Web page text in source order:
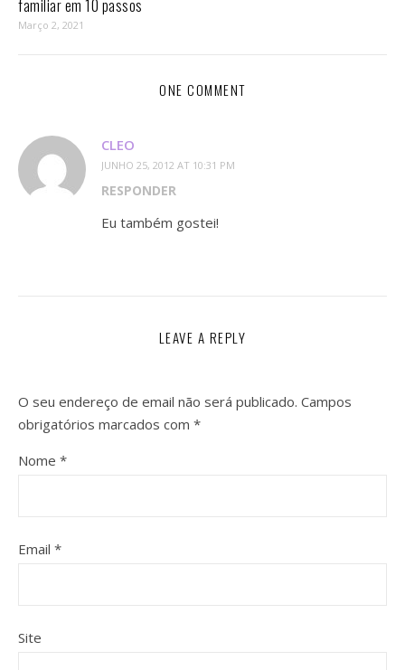
familiar em 10 passos⁣
Março 2, 2021
ONE COMMENT
CLEO
JUNHO 25, 2012 AT 10:31 PM
RESPONDER
Eu também gostei!
LEAVE A REPLY
O seu endereço de email não será publicado. Campos
obrigatórios marcados com *
Nome *
Email *
Site